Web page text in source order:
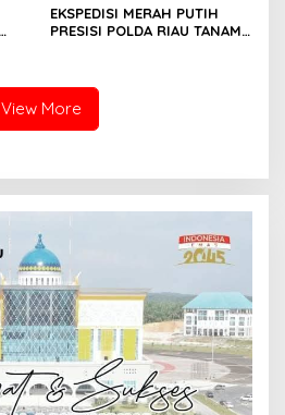
EKSPEDISI MERAH PUTIH
PRESISI POLDA RIAU TANAM
MASYARAKAT PESISIR
SINABOI
View More